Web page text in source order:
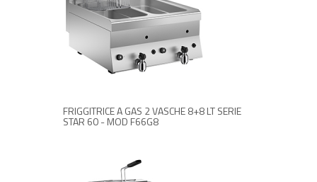
FRIGGITRICE A GAS 2 VASCHE 8+8 LT SERIE
STAR 60 - MOD F66G8
RICHIEDI INFORMAZIONI